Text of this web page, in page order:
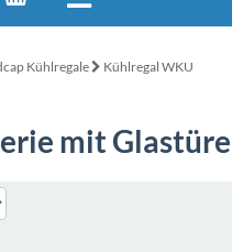
Kühlregale
Kühlregal WKU
mit Glastüre